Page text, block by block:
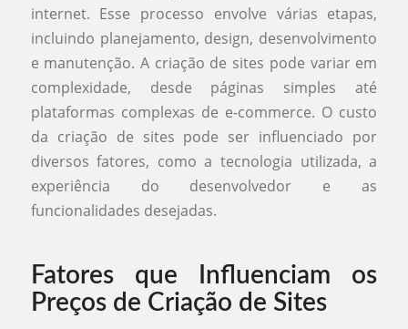
internet. Esse processo envolve várias etapas,
incluindo planejamento, design, desenvolvimento
e manutenção. A criação de sites pode variar em
complexidade, desde páginas simples até
plataformas complexas de e-commerce. O custo
da criação de sites pode ser influenciado por
diversos fatores, como a tecnologia utilizada, a
experiência do desenvolvedor e as
funcionalidades desejadas.
Fatores que Influenciam os
Preços de Criação de Sites